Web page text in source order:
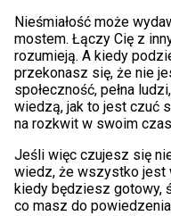
Nieśmiałość może
mostem. Łączy Cię z
rozumieją. A kiedy
przekonasz się, że nie
społeczność, pełna
wiedzą, jak to jest czuć
na rozkwit w swoim
Jeśli więc czujesz się
wiedz, że wszystko jest
kiedy będziesz gotowy,
co masz do